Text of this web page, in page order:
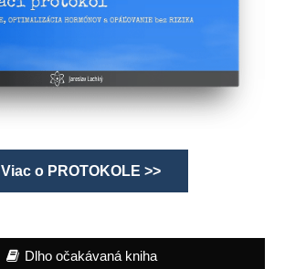
Viac o PROTOKOLE >>
Dlho očakávaná kniha